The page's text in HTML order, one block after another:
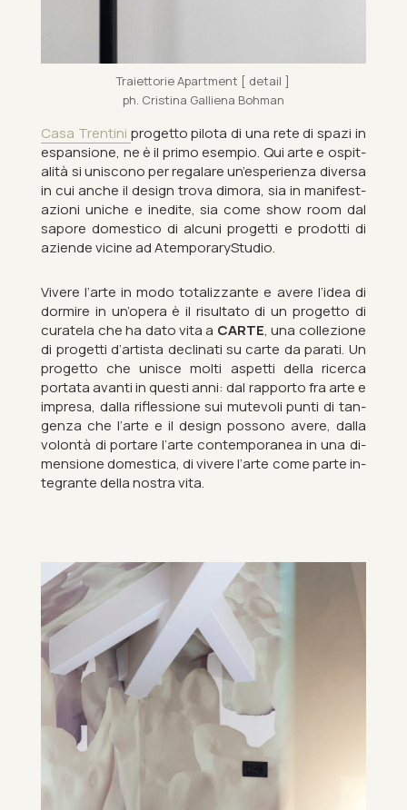
Traiet­torie Apart­ment [ de­tail ]
ph. Cristina Gal­li­ena Bo­h­man
Casa Trentini pro­getto pi­lota di una rete di spazi in
es­pan­sione, ne è il primo es­em­pio. Qui arte e os­pit­
alità si unis­cono per regalare un’es­per­i­enza di­versa
in cui anche il design trova dimora, sia in mani­fest­
azioni uni­che e in­ed­ite, sia come show room dal
sapore do­mest­ico di al­cuni pro­getti e pro­dotti di
aziende vi­cine ad Atem­por­aryStu­dio.
Vivere l’arte in modo to­talizzante e avere l’idea di
dormire in un’opera è il ri­sultato di un pro­getto di
cur­atela che ha dato vita a CARTE, una collezione
di pro­getti d’artista de­clinati su carte da par­ati. Un
pro­getto che unisce molti as­petti della ricerca
port­ata av­anti in questi anni: dal rap­porto fra arte e
im­presa, dalla rif­lessione sui mute­voli punti di tan­
genza che l’arte e il design pos­sono avere, dalla
volontà di portare l’arte con­tem­por­anea in una di­
men­sione do­mest­ica, di vivere l’arte come parte in­
teg­rante della nos­tra vita.